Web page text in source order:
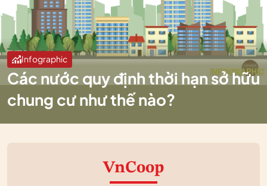
Infographic
Các nước quy định thời hạn sở hữu
chung cư như thế nào?
VnCoop